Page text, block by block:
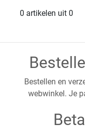
0 artikelen uit 0
Bestellen en
webwinkel. Je